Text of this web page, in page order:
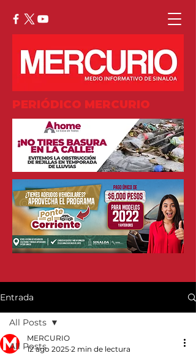
PERIÓDICO MERCURIO
Entrada
All Posts
All Posts
MERCURIO
12 ago 2025 2 min de lectura